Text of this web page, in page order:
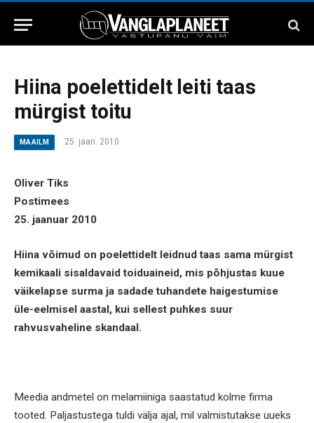
Hiina poelettidelt leiti taas
mürgist toitu
MAAILM 25. jaan. 2010
Oliver Tiks
Postimees
25. jaanuar 2010
Hiina võimud on poelettidelt leidnud taas sama mürgist
kemikaali sisaldavaid toiduaineid, mis põhjustas kuue
väikelapse surma ja sadade tuhandete haigestumise
üle-eelmisel aastal, kui sellest puhkes suur
rahvusvaheline skandaal.
Meedia andmetel on melamiiniga saastatud kolme firma
tooted. Paljastustega tuldi välja ajal, mil valmistutakse uueks